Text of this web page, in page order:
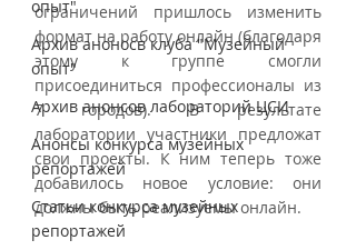
опыт"
Архив аноносв клуба "Музейный
опыт"
Архив анонсов лабораторий ЦСИ
Анонсы конкурса музейных
репортажей
Статьи конкурса музейных
репортажей
ограничений пришлось изменить
формат на работу онлайн (благодаря
этому к группе смогли
присоединиться профессионалы из
7 городов). В результате
лаборатории участники предложат
свои проекты. К ним теперь тоже
добавилось новое условие: они
должны быть реализуемы онлайн.